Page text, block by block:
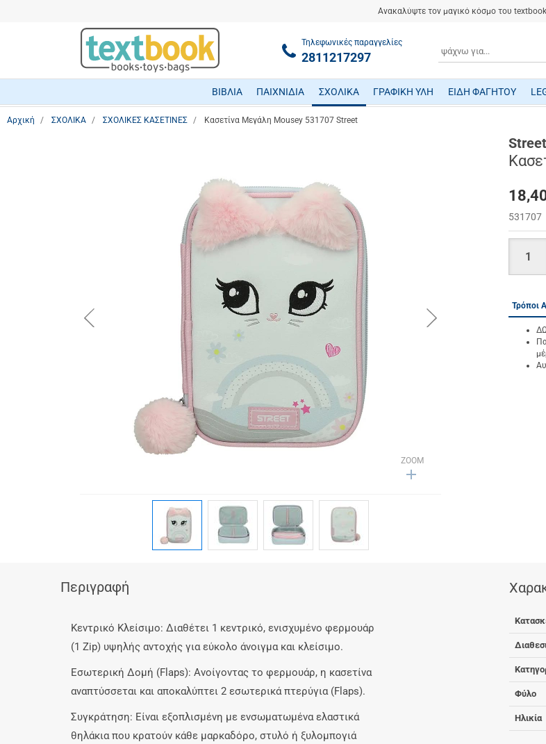
Ανακαλύψτε τον μαγικό κόσμο του
Τηλεφωνικές παραγγελίες
2811217297
ΒΙΒΛΙΑ ΠΑΙΧΝΙΔΙΑ ΣΧΟΛΙΚΑ ΓΡΑΦΙΚΗ ΥΛΗ ΕΙΔΗ ΦΑΓΗΤΟΥ
Αρχική ΣΧΟΛΙΚΑ ΣΧΟΛΙΚΕΣ ΚΑΣΕΤΙΝΕΣ Κασετίνα Μεγάλη Mousey 531707 Street
ZOOM
button.prev button.next
Street
531707
Τρόποι
Περιγραφή
Κεντρικό Κλείσιμο: Διαθέτει 1 κεντρικό, ενισχυμένο φερμουάρ
(1 Zip) υψηλής αντοχής για εύκολο άνοιγμα και κλείσιμο.
Εσωτερική Δομή (Flaps): Ανοίγοντας το φερμουάρ, η κασετίνα
αναπτύσσεται και αποκαλύπτει 2 εσωτερικά πτερύγια (Flaps).
Συγκράτηση: Είναι εξοπλισμένη με ενσωματωμένα ελαστικά
θηλάκιαπου κρατούν κάθε μαρκαδόρο, στυλό ή ξυλομπογιά
Φύλο
Ηλικία